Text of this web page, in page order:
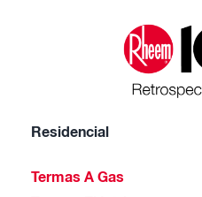
Residencial
Termas A Gas